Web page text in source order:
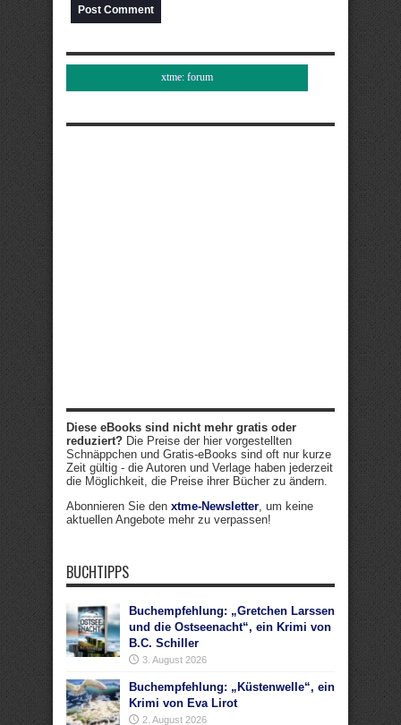
xtme: forum
Diese eBooks sind nicht mehr gratis oder
reduziert? Die Preise der hier vorgestellten
Schnäppchen und Gratis-eBooks sind oft nur kurze
Zeit gültig - die Autoren und Verlage haben jederzeit
die Möglichkeit, die Preise ihrer Bücher zu ändern.
Abonnieren Sie den xtme-Newsletter, um keine
aktuellen Angebote mehr zu verpassen!
BUCHTIPPS
Buchempfehlung: „Gretchen Larssen
und die Ostseenacht“, ein Krimi von
B.C. Schiller
3. August 2026
Buchempfehlung: „Küstenwelle“, ein
Krimi von Eva Lirot
2. August 2026